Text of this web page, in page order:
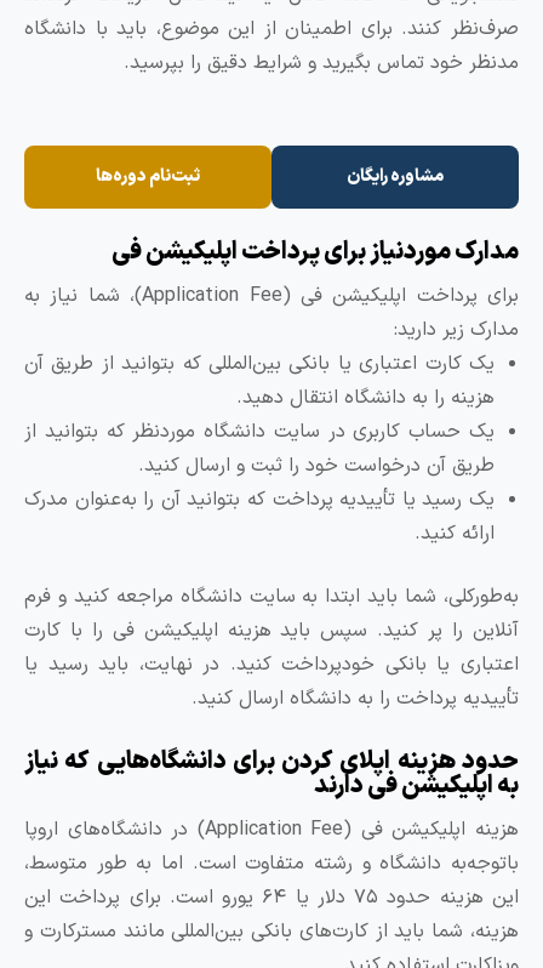
کنند. برای اطمینان از این موضوع، باید با دانشگاه
خود تماس بگیرید و شرایط دقیق را بپرسید.
مشاوره رایگان ثبت‌نام دوره‌ها
موردنیاز برای پرداخت اپلیکیشن فی
برای پرداخت اپلیکیشن فی (Application Fee)، شما نیاز به
زیر دارید:
یک کارت اعتباری یا بانکی بین‌المللی که بتوانید از طریق آن
هزینه را به دانشگاه انتقال دهید.
یک حساب کاربری در سایت دانشگاه موردنظر که بتوانید از
طریق آن درخواست خود را ثبت و ارسال کنید.
یک رسید یا تأییدیه پرداخت که بتوانید آن را به‌عنوان مدرک
ارائه کنید.
شما باید ابتدا به سایت دانشگاه مراجعه کنید و فرم
را پر کنید. سپس باید هزینه اپلیکیشن فی را با کارت
یا بانکی خودپرداخت کنید. در نهایت، باید رسید یا
پرداخت را به دانشگاه ارسال کنید.
هزینه اپلای کردن برای دانشگاه‌هایی که نیاز
اپلیکیشن فی دارند
هزینه اپلیکیشن فی (Application Fee) در دانشگاه‌های اروپا
دانشگاه و رشته متفاوت است. اما به طور متوسط،
این هزینه حدود ۷۵ دلار یا ۶۴ یورو است. برای پرداخت این
شما باید از کارت‌های بانکی بین‌المللی مانند مسترکارت و